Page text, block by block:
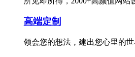
高端定制
领会您的想法，建出您心里的世